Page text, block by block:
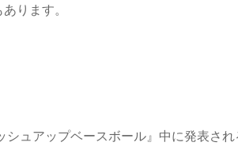
ります。
ュアップベースボール』中に発表され